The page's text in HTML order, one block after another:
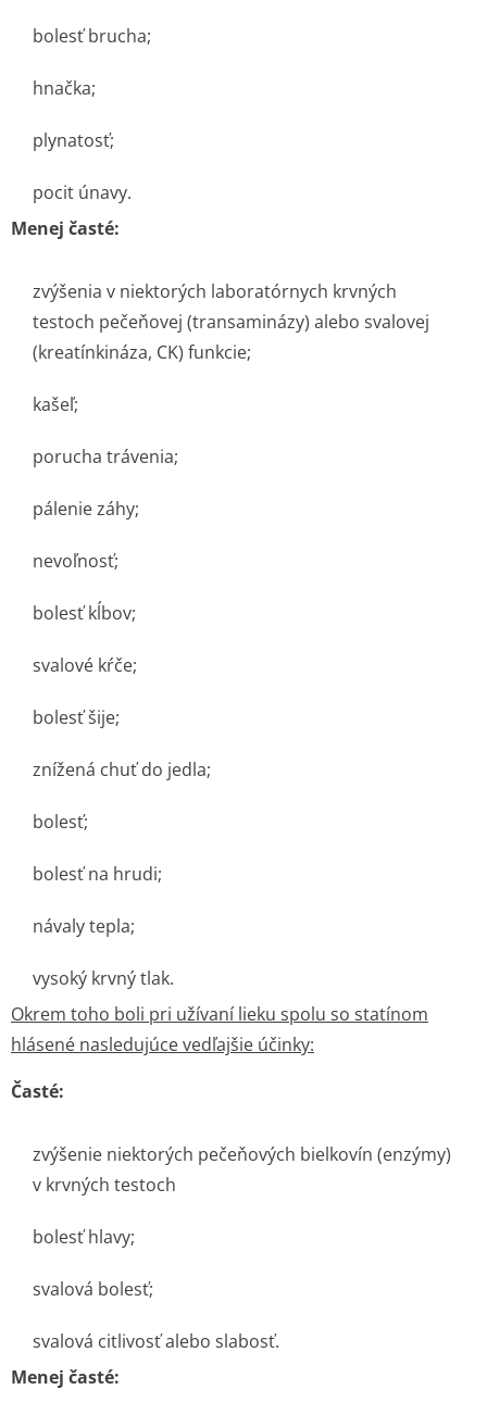
bolesť brucha;
hnačka;
plynatosť;
pocit únavy.
Menej časté:
zvýšenia v niektorých laboratórnych krvných
testoch pečeňovej (transaminázy) alebo svalovej
(kreatínkináza, CK) funkcie;
kašeľ;
porucha trávenia;
pálenie záhy;
nevoľnosť;
bolesť kĺbov;
svalové kŕče;
bolesť šije;
znížená chuť do jedla;
bolesť;
bolesť na hrudi;
návaly tepla;
vysoký krvný tlak.
Okrem toho boli pri užívaní lieku spolu so statínom
hlásené nasledujúce vedľajšie účinky:
Časté:
zvýšenie niektorých pečeňových bielkovín (enzýmy)
v krvných testoch
bolesť hlavy;
svalová bolesť;
svalová citlivosť alebo slabosť.
Menej časté: